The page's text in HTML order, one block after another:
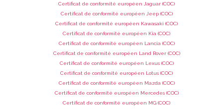
Certificat de conformité européen Jaguar (COC)
Certificat de conformité européen Jeep (COC)
Certificat de conformité européen Kawasaki (COC)
Certificat de conformité européen Kia (COC)
Certificat de conformité européen Lancia (COC)
Certificat de conformité européen Land Rover (COC)
Certificat de conformité européen Lexus (COC)
Certificat de conformité européen Lotus (COC)
Certificat de conformité européen Mazda (COC)
Certificat de conformité européen Mercedes (COC)
Certificat de conformité européen MG (COC)